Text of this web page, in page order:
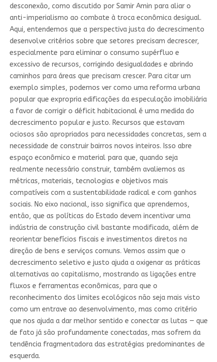
desconexão, como discutido por Samir Amin para aliar o
anti-imperialismo ao combate à troca econômica desigual.
Aqui, entendemos que a perspectiva justa do decrescimento
desenvolve critérios sobre que setores precisam decrescer,
especialmente para eliminar o consumo supérfluo e
excessivo de recursos, corrigindo desigualdades e abrindo
caminhos para áreas que precisam crescer. Para citar um
exemplo simples, podemos ver como uma reforma urbana
popular que expropria edificações da especulação imobiliária
a favor de corrigir o déficit habitacional é uma medida do
decrescimento popular e justo. Recursos que estavam
ociosos são apropriados para necessidades concretas, sem a
necessidade de construir bairros novos inteiros. Isso abre
espaço econômico e material para que, quando seja
realmente necessário construir, também avaliemos as
métricas, materiais, tecnologias e objetivos mais
compatíveis com a sustentabilidade radical e com ganhos
sociais. No eixo nacional, isso significa que aprendemos,
então, que as políticas do Estado devem incentivar uma
indústria de construção civil bastante modificada, além de
reorientar benefícios fiscais e investimentos diretos na
direção de bens e serviços comuns. Vemos assim que o
decrescimento seletivo e justo ajuda a oxigenar as práticas
alternativas ao capitalismo, mostrando as ligações entre
fluxos e ferramentas econômicas, para que o
reconhecimento dos limites ecológicos não seja mais visto
como um entrave ao desenvolvimento, mas como critério
que nos ajuda a dar melhor sentido e conectar as lutas — que
de fato já são profundamente conectadas, mas sofrem da
tendência fragmentadora das estratégias predominantes de
esquerda.